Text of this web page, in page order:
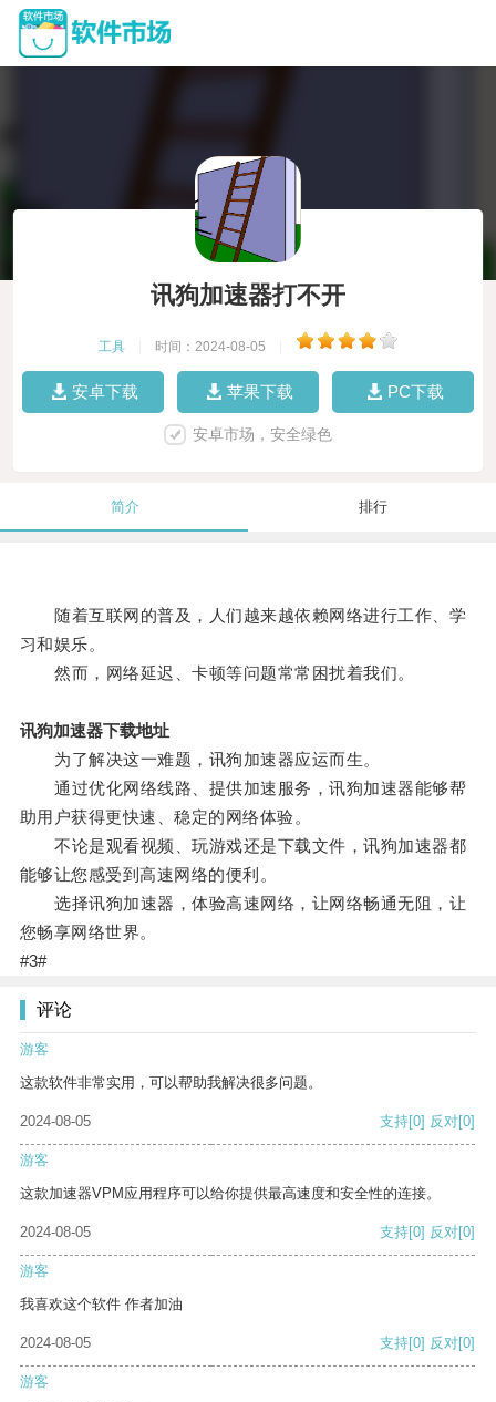
讯狗加速器打不开
工具 时间：2024-08-05
安卓下载 苹果下载 PC下载
安卓市场，安全绿色
简介 排行
随着互联网的普及，人们越来越依赖网络进行工作、学
习和娱乐。
然而，网络延迟、卡顿等问题常常困扰着我们。
讯狗加速器下载地址
为了解决这一难题，讯狗加速器应运而生。
通过优化网络线路、提供加速服务，讯狗加速器能够帮
助用户获得更快速、稳定的网络体验。
不论是观看视频、玩游戏还是下载文件，讯狗加速器都
能够让您感受到高速网络的便利。
选择讯狗加速器，体验高速网络，让网络畅通无阻，让
您畅享网络世界。
#3#
评论
游客
这款软件非常实用，可以帮助我解决很多问题。
2024-08-05 支持[0] 反对[0]
游客
这款加速器VPM应用程序可以给你提供最高速度和安全性的连接。
2024-08-05 支持[0] 反对[0]
游客
我喜欢这个软件 作者加油
2024-08-05 支持[0] 反对[0]
游客